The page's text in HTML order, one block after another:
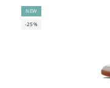
NEW
-25%